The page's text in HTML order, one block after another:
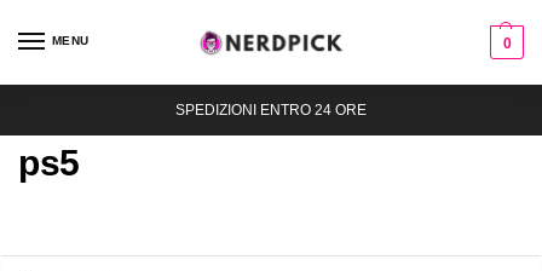
MENU 0
SPEDIZIONI ENTRO 24 ORE
ps5